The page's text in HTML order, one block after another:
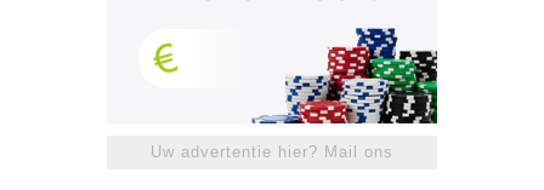
Uw advertentie hier? Mail ons